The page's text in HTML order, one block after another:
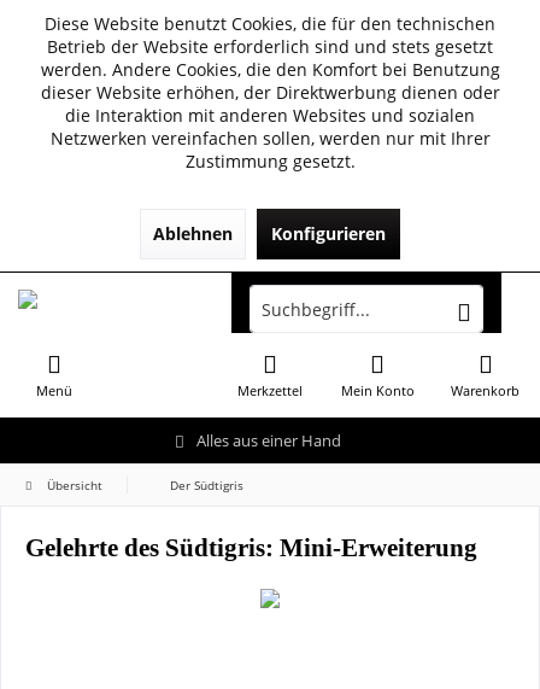
Diese Website benutzt Cookies, die für den technischen
Betrieb der Website erforderlich sind und stets gesetzt
werden. Andere Cookies, die den Komfort bei Benutzung
dieser Website erhöhen, der Direktwerbung dienen oder
die Interaktion mit anderen Websites und sozialen
Netzwerken vereinfachen sollen, werden nur mit Ihrer
Zustimmung gesetzt.
Ablehnen Konfigurieren
Alles aus einer Hand
Menü Warenkorb
Merkzettel Mein Konto
Übersicht Der Südtigris
Gelehrte des Südtigris: Mini-Erweiterung